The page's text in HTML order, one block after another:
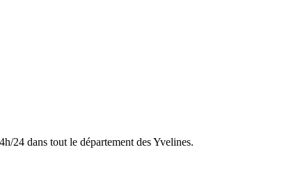
24 dans tout le département des Yvelines.